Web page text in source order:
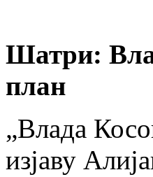
Шатри:
план
„Влада
изјаву